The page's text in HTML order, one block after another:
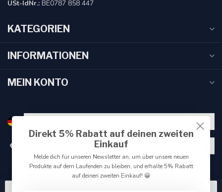
USt-IdNr.: BE0787 858 447
KATEGORIEN
INFORMATIONEN
MEIN KONTO
€
Direkt 5% Rabatt auf deinen zweiten
Einkauf
Melde dich für unseren Newsletter an, um über unsere neuen
Produkte auf dem Laufenden zu bleiben, und erhalte 5% Rabatt
auf deinen zweiten Einkauf! 😀